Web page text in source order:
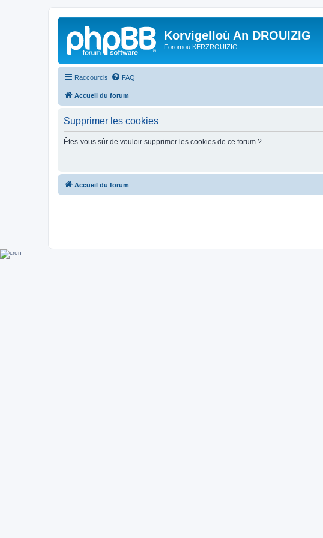
Korvigelloù An DROUIZIG
Foromoù KERZROUIZIG
Raccourcis FAQ
Accueil du forum
Supprimer les cookies
Êtes-vous sûr de vouloir supprimer les cookies de ce forum ?
Accueil du forum